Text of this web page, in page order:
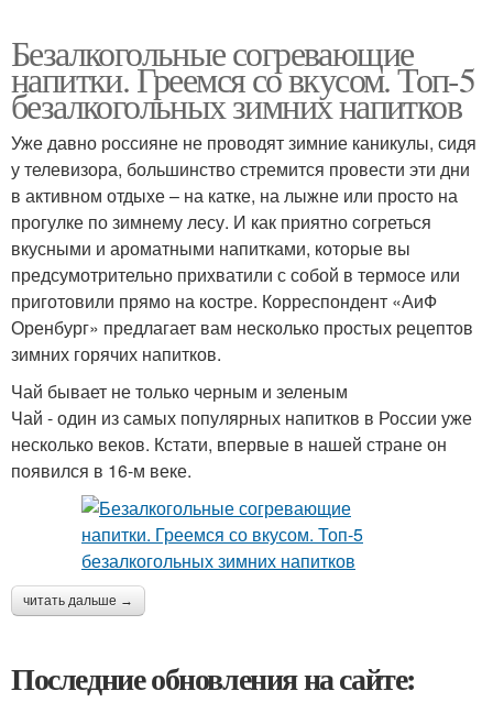
Безалкогольные согревающие
напитки. Греемся со вкусом. Топ-5
безалкогольных зимних напитков
Уже давно россияне не проводят зимние каникулы, сидя
у телевизора, большинство стремится провести эти дни
в активном отдыхе – на катке, на лыжне или просто на
прогулке по зимнему лесу. И как приятно согреться
вкусными и ароматными напитками, которые вы
предсумотрительно прихватили с собой в термосе или
приготовили прямо на костре. Корреспондент «АиФ
Оренбург» предлагает вам несколько простых рецептов
зимних горячих напитков.
Чай бывает не только черным и зеленым
Чай - один из самых популярных напитков в России уже
несколько веков. Кстати, впервые в нашей стране он
появился в 16-м веке.
читать дальше →
Последние обновления на сайте: